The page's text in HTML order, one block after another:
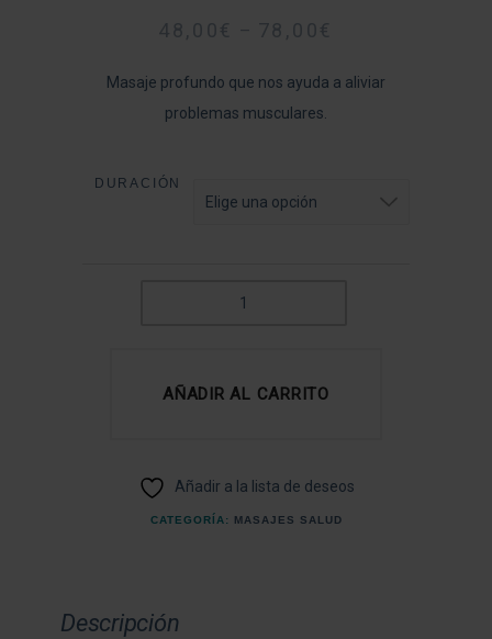
48,00€ – 78,00€
Masaje profundo que nos ayuda a aliviar
problemas musculares.
DURACIÓN
AÑADIR AL CARRITO
Añadir a la lista de deseos
CATEGORÍA: MASAJES SALUD
Descripción